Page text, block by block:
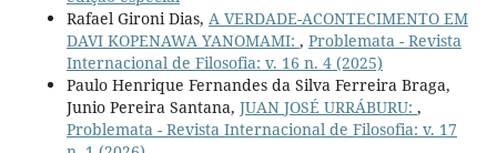
Rafael Gironi Dias, A VERDADE-ACONTECIMENTO EM
DAVI KOPENAWA YANOMAMI: , Problemata - Revista
Internacional de Filosofia: v. 16 n. 4 (2025)
Paulo Henrique Fernandes da Silva Ferreira Braga,
Junio Pereira Santana, JUAN JOSÉ URRÁBURU: ,
Problemata - Revista Internacional de Filosofia: v. 17